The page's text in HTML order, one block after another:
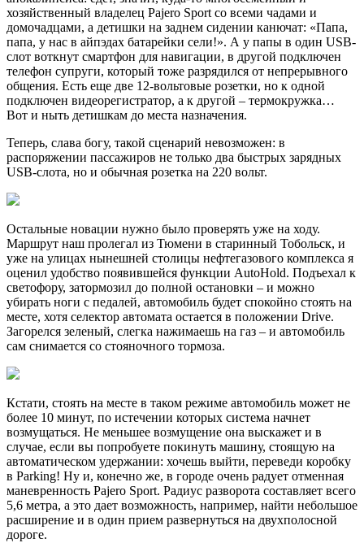
хозяйственный владелец Pajero Sport со всеми чадами и
домочадцами, а детишки на заднем сидении канючат: «Папа,
папа, у нас в айпэдах батарейки сели!». А у папы в один USB-
слот воткнут смартфон для навигации, в другой подключен
телефон супруги, который тоже разрядился от непрерывного
общения. Есть еще две 12-вольтовые розетки, но к одной
подключен видеорегистратор, а к другой – термокружка…
Вот и ныть детишкам до места назначения.
Теперь, слава богу, такой сценарий невозможен: в
распоряжении пассажиров не только два быстрых зарядных
USB-слота, но и обычная розетка на 220 вольт.
Остальные новации нужно было проверять уже на ходу.
Маршрут наш пролегал из Тюмени в старинный Тобольск, и
уже на улицах нынешней столицы нефтегазового комплекса я
оценил удобство появившейся функции AutoHold. Подъехал к
светофору, затормозил до полной остановки – и можно
убирать ноги с педалей, автомобиль будет спокойно стоять на
месте, хотя селектор автомата остается в положении Drive.
Загорелся зеленый, слегка нажимаешь на газ – и автомобиль
сам снимается со стояночного тормоза.
Кстати, стоять на месте в таком режиме автомобиль может не
более 10 минут, по истечении которых система начнет
возмущаться. Не меньшее возмущение она выскажет и в
случае, если вы попробуете покинуть машину, стоящую на
автоматическом удержании: хочешь выйти, переведи коробку
в Parking! Ну и, конечно же, в городе очень радует отменная
маневренность Pajero Sport. Радиус разворота составляет всего
5,6 метра, а это дает возможность, например, найти небольшое
расширение и в один прием развернуться на двухполосной
дороге.